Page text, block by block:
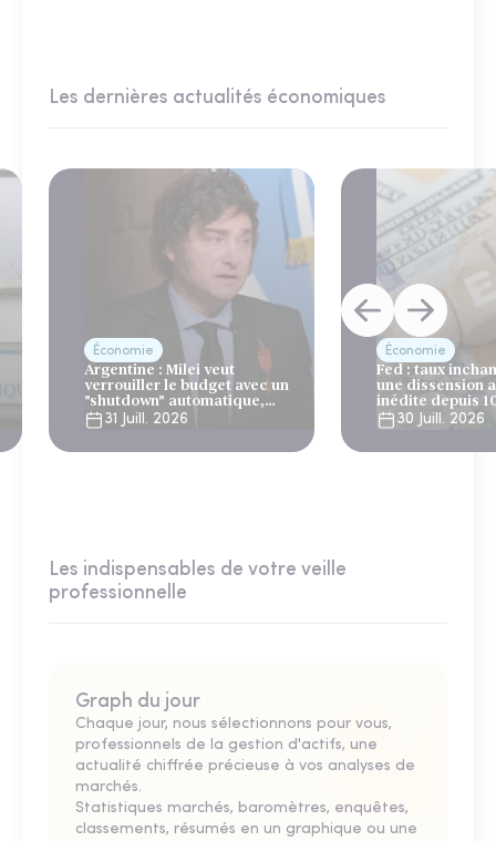
Les dernières actualités économiques
Économie
Argentine : Milei veut
verrouiller le budget avec un
"shutdown" automatique,
sous le regard bienveillant
du FMI
31 Juill. 2026
Économie
Fed : taux
une dissension
inédite depuis
30 Juill. 2026
Les indispensables de votre veille
professionnelle
Graph du jour
Chaque jour, nous sélectionnons pour vous,
professionnels de la gestion d'actifs, une
actualité chiffrée précieuse à vos analyses de
marchés.
Statistiques marchés, baromètres, enquêtes,
classements, résumés en un graphique ou une